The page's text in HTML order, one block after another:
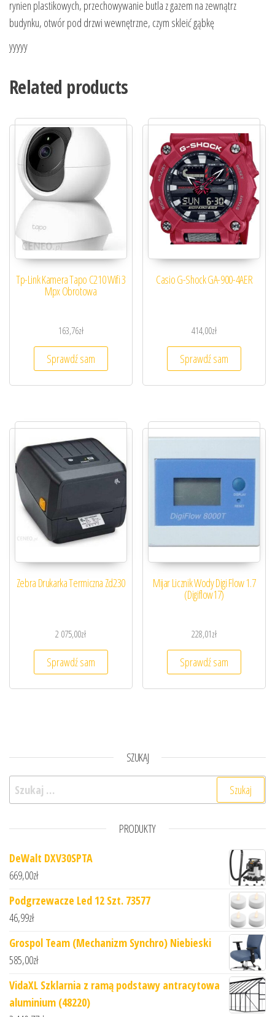
rynien plastikowych, przechowywanie butla z gazem na zewnątrz
budynku, otwór pod drzwi wewnętrzne, czym skleić gąbkę
yyyyy
Related products
Tp-Link Kamera Tapo C210 Wifi 3
Mpx Obrotowa
163,76zł
Sprawdź sam
Casio G-Shock GA-900-4AER
414,00zł
Sprawdź sam
Zebra Drukarka Termiczna Zd230
2 075,00zł
Sprawdź sam
Mijar Licznik Wody Digi Flow 1.7
(Digiflow17)
228,01zł
Sprawdź sam
SZUKAJ
Szukaj:
PRODUKTY
DeWalt DXV30SPTA
669,00zł
Podgrzewacze Led 12 Szt. 73577
46,99zł
Grospol Team (Mechanizm Synchro) Niebieski
585,00zł
VidaXL Szklarnia z ramą podstawy antracytowa
aluminium (48220)